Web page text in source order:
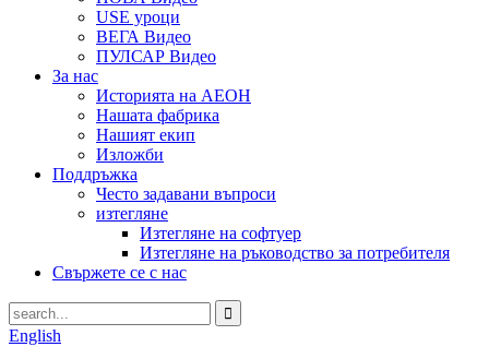
USE уроци
ВЕГА Видео
ПУЛСАР Видео
За нас
Историята на АЕОН
Нашата фабрика
Нашият екип
Изложби
Поддръжка
Често задавани въпроси
изтегляне
Изтегляне на софтуер
Изтегляне на ръководство за потребителя
Свържете се с нас
English